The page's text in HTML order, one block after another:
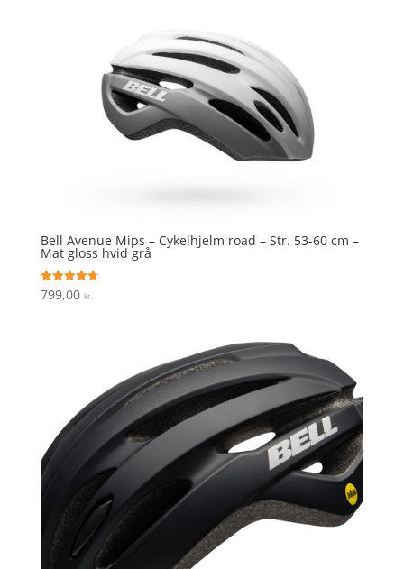
Bell Avenue Mips – Cykelhjelm road – Str. 53-60 cm –
Mat gloss hvid grå
Vurderet
4.7
799,00 kr.